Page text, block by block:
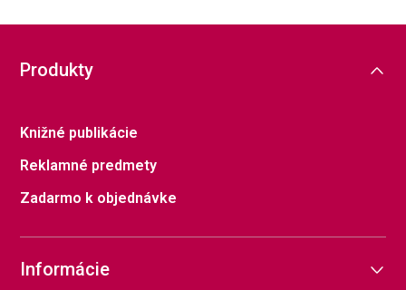
Produkty
Knižné publikácie
Reklamné predmety
Zadarmo k objednávke
Informácie